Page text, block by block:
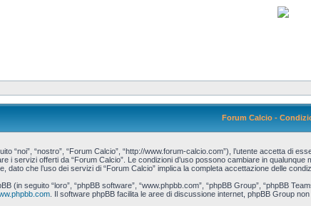
Forum Calcio -
“noi”, “nostro”, “Forum Calcio”, “http://www.forum-calcio.com”), l’utente accetta di
i servizi offerti da “Forum Calcio”. Le condizioni d’uso possono cambiare in
dato che l’uso dei servizi di “Forum Calcio” implica la completa accettazione delle
(in seguito “loro”, “phpBB software”, “www.phpbb.com”, “phpBB Group”, “phpBB
. Il software phpBB facilita le aree di discussione internet, phpBB Group